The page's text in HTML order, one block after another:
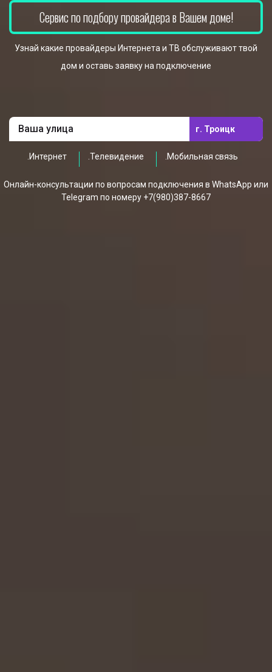
Сервис по подбору провайдера в Вашем доме!
Узнай какие провайдеры Интернета и ТВ обслуживают твой
дом и оставь заявку на подключение
г. Троицк
.Интернет .Телевидение .Мобильная связь
Онлайн-консультации по вопросам подключения в WhatsApp или
Telegram по номеру +7(980)387-8667